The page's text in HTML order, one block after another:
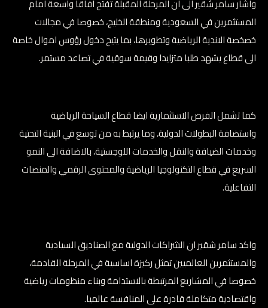
واشار سامر شقير الى ان المرحلة المقبلة تفتح افاقا واسعة امام
المستثمرين في السعودية ومنطقة الخليج، خصوصا في مجالات
خصخصة الاندية الرياضية وتطويرها، بما يتيح دخول رؤوس اموال خاصة
الى قطاع يشهد طلبا متزايدا وقيمة سوقية في تصاعد مستمر.
كما تشمل الفرص الاستثمارية ايضا قطاع السياحة الرياضية
واستضافة البطولات الدولية، وما يرتبط به من توسع في البنية التحتية
وخدمات الضيافة والنقل والخدمات اللوجستية، بالاضافة الى النمو
السريع في قطاع التكنولوجيا الرياضية والمحتوى الرقمي والمنصات
التفاعلية.
واكد سامر شقير ان الشراكات الدولية مع الصناديق السيادية
والمستثمرين العالميين تمثل ركيزة اساسية في المرحلة القادمة،
خصوصا في المشاريع المرتبطة بالاستدامة وبناء منظومات رياضية
واقتصادية متكاملة قادرة على المنافسة عالميا.